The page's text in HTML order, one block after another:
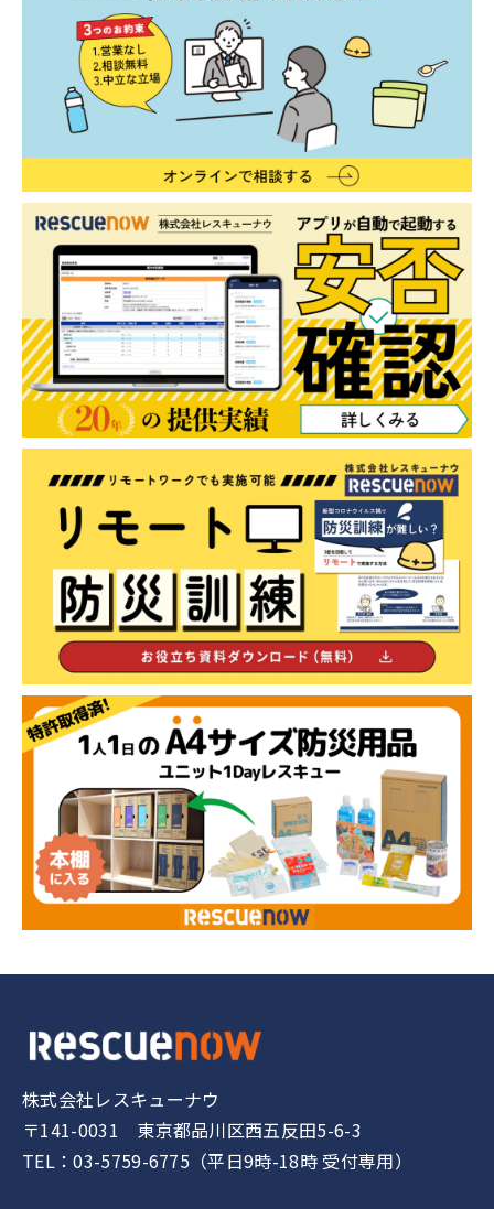
株式会社レスキューナウ
〒141-0031 東京都品川区西五反田5-6-3
TEL：03-5759-6775（平日9時-18時 受付専用）